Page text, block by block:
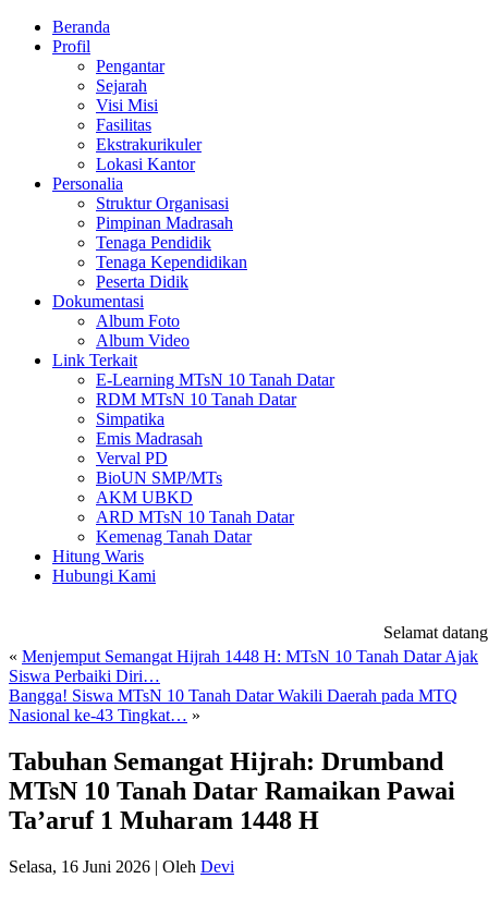
Beranda
Profil
Pengantar
Sejarah
Visi Misi
Fasilitas
Ekstrakurikuler
Lokasi Kantor
Personalia
Struktur Organisasi
Pimpinan Madrasah
Tenaga Pendidik
Tenaga Kependidikan
Peserta Didik
Dokumentasi
Album Foto
Album Video
Link Terkait
E-Learning MTsN 10 Tanah Datar
RDM MTsN 10 Tanah Datar
Simpatika
Emis Madrasah
Verval PD
BioUN SMP/MTs
AKM UBKD
ARD MTsN 10 Tanah Datar
Kemenag Tanah Datar
Hitung Waris
Hubungi Kami
Selamat datang
« Menjemput Semangat Hijrah 1448 H: MTsN 10 Tanah Datar Ajak
Siswa Perbaiki Diri…
Bangga! Siswa MTsN 10 Tanah Datar Wakili Daerah pada MTQ
Nasional ke-43 Tingkat… »
Tabuhan Semangat Hijrah: Drumband
MTsN 10 Tanah Datar Ramaikan Pawai
Ta’aruf 1 Muharam 1448 H
Selasa, 16 Juni 2026 | Oleh Devi